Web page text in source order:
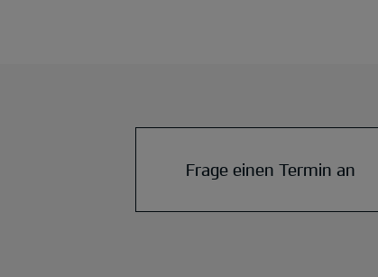
Frage einen Termin an